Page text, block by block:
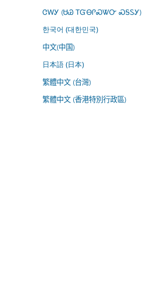
ᏣᎳᎩ (ᏌᏊ ᎢᏳᎾᎵᏍᏔᏅ ᏍᎦᏚᎩ)
한국어 (대한민국)
中文(中国)
日本語 (日本)
繁體中文 (台灣)
繁體中文 (香港特別行政區)